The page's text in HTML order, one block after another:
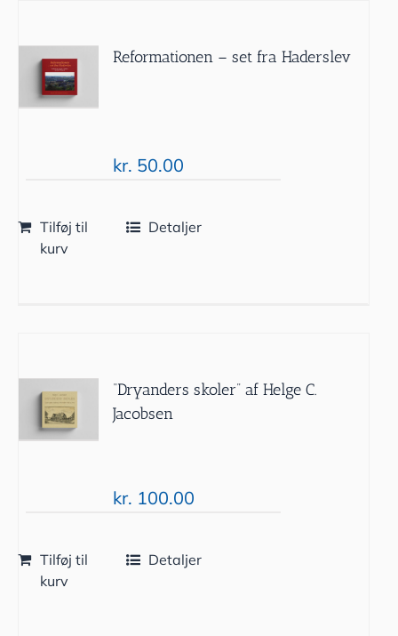
Reformationen – set fra Haderslev
kr. 50.00
Tilføj til
kurv
Detaljer
“Dryanders skoler” af Helge C.
Jacobsen
kr. 100.00
Tilføj til
kurv
Detaljer